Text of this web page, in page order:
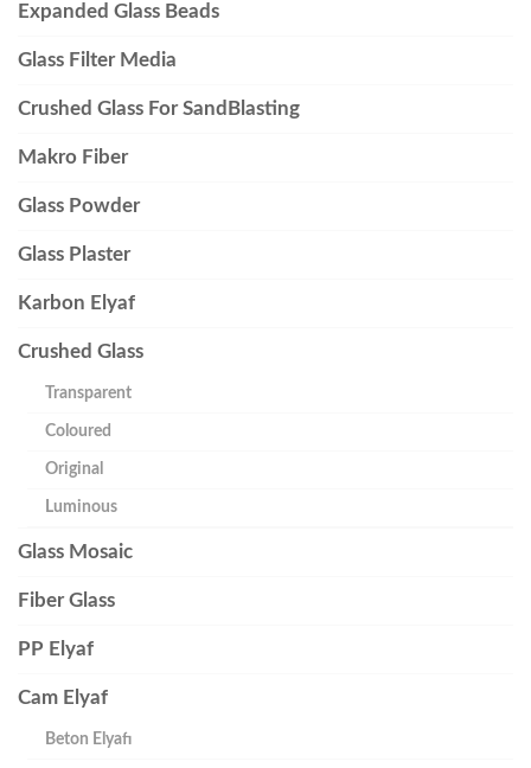
Expanded Glass Beads
Glass Filter Media
Crushed Glass For SandBlasting
Makro Fiber
Glass Powder
Glass Plaster
Karbon Elyaf
Crushed Glass
Transparent
Coloured
Original
Luminous
Glass Mosaic
Fiber Glass
PP Elyaf
Cam Elyaf
Beton Elyafı